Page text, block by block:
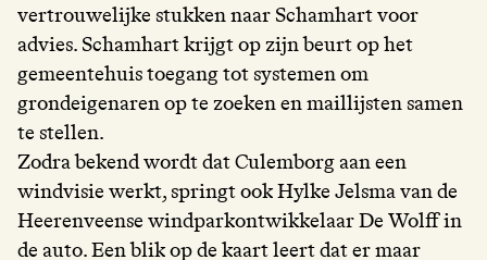
vertrouwelijke stukken naar Schamhart voor
advies. Schamhart krijgt op zijn beurt op het
gemeentehuis toegang tot systemen om
grondeigenaren op te zoeken en maillijsten samen
te stellen.
Zodra bekend wordt dat Culemborg aan een
windvisie werkt, springt ook Hylke Jelsma van de
Heerenveense windparkontwikkelaar De Wolff in
de auto. Een blik op de kaart leert dat er maar